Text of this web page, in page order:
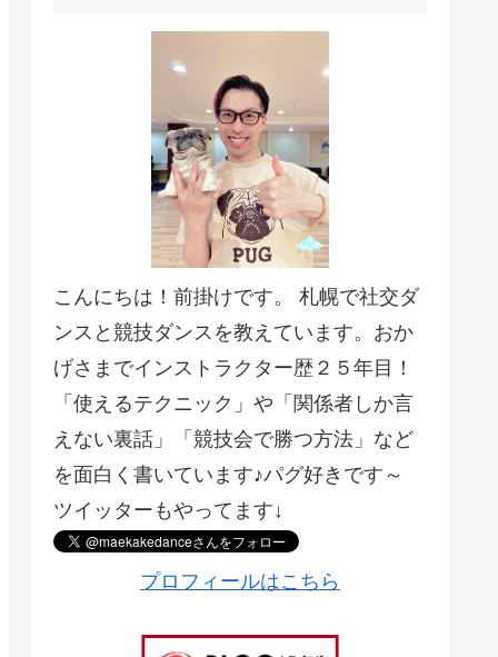
こんにちは！前掛けです。 札幌で社交ダ
ンスと競技ダンスを教えています。おか
げさまでインストラクター歴２５年目！
「使えるテクニック」や「関係者しか言
えない裏話」「競技会で勝つ方法」など
を面白く書いています♪パグ好きです～
ツイッターもやってます↓
プロフィールはこちら